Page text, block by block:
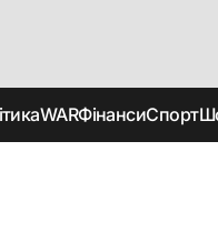
WARФінансиСпорт